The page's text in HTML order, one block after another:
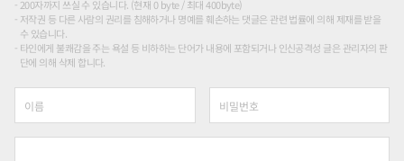
200자까지 쓰실 수 있습니다. (현재 0 byte / 최대 400byte)
저작권 등 다른 사람의 권리를 침해하거나 명예를 훼손하는 댓글은 관련 법률에 의해 제재를 받을
수 있습니다.
타인에게 불쾌감을 주는 욕설 등 비하하는 단어가 내용에 포함되거나 인신공격성 글은 관리자의 판
단에 의해 삭제 합니다.